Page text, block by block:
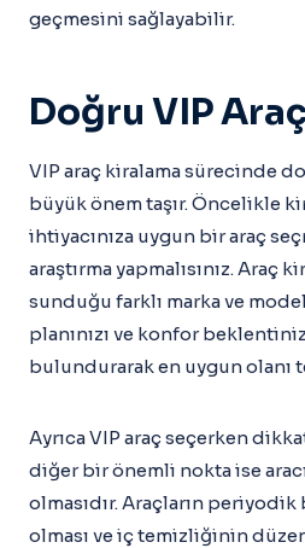
geçmesini sağlayabilir.
Doğru VIP
VIP araç kiralama sürecinde
büyük önem taşır. Öncelikle
ihtiyacınıza uygun bir araç
araştırma yapmalısınız. Araç
sunduğu farklı marka ve
planınızı ve konfor
bulundurarak en uygun olanı
Ayrıca VIP araç seçerken
diğer bir önemli nokta ise
olmasıdır. Araçların periyodik
olması ve iç temizliğinin